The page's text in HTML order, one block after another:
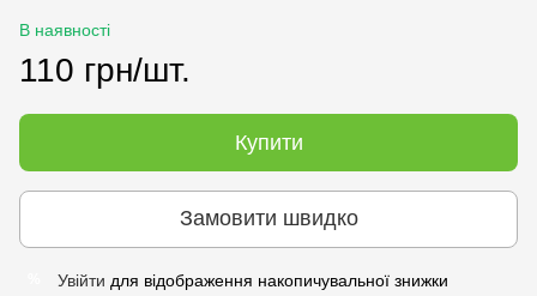
В наявності
110 грн/шт.
Купити
Замовити швидко
Увійти для відображення накопичувальної знижки